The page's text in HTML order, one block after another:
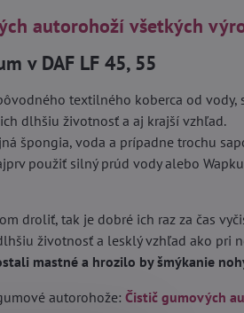
autorohoží všetkých
v DAF LF 45, 55
textilného koberca od vody,
dlhšiu životnosť a aj krajší vzhľad.
špongia, voda a prípadne trochu
použiť silný prúd vody alebo
droliť, tak je dobré ich raz za čas
životnosť a lesklý vzhľad ako pri
mastné a hrozilo by šmýkanie
autorohože:Čistič gumových